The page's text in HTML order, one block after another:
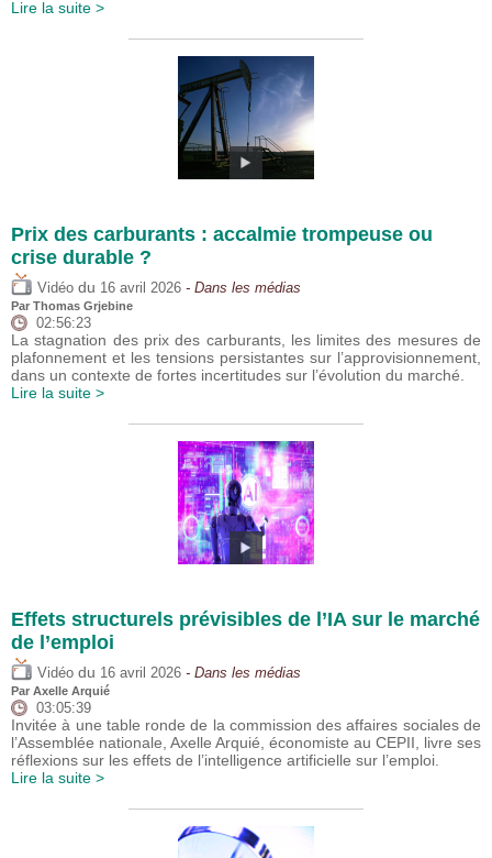
Lire la suite >
Prix des carburants : accalmie trompeuse ou
crise durable ?
Vidéo du 16 avril 2026 - Dans les médias
Par Thomas Grjebine
02:56:23
La stagnation des prix des carburants, les limites des mesures de
plafonnement et les tensions persistantes sur l’approvisionnement,
dans un contexte de fortes incertitudes sur l’évolution du marché.
Lire la suite >
Effets structurels prévisibles de l’IA sur le marché
de l’emploi
Vidéo du 16 avril 2026 - Dans les médias
Par Axelle Arquié
03:05:39
Invitée à une table ronde de la commission des affaires sociales de
l’Assemblée nationale, Axelle Arquié, économiste au CEPII, livre ses
réflexions sur les effets de l’intelligence artificielle sur l’emploi.
Lire la suite >